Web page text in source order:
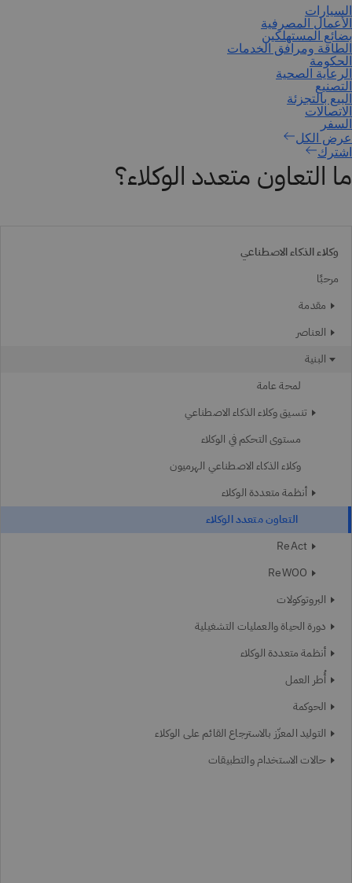
اشترك
ما التعاون متعدد الوكلاء؟
وكلاء الذكاء الاصطناعي
مرحبًا
مقدمة
العناصر
البنية
لمحة عامة
تنسيق وكلاء الذكاء الاصطناعي
مستوى التحكم في الوكلاء
وكلاء الذكاء الاصطناعي الهرميون
أنظمة متعددة الوكلاء
التعاون متعدد الوكلاء
ReAct
ReWOO
البروتوكولات
دورة الحياة والعمليات التشغيلية
أنظمة متعددة الوكلاء
أُطر العمل
الحوكمة
التوليد المعزّز بالاسترجاع القائم على الوكلاء
حالات الاستخدام والتطبيقات